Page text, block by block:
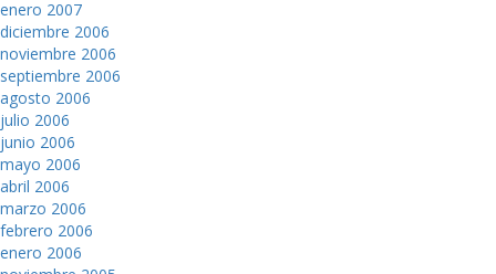
enero 2007
diciembre 2006
noviembre 2006
septiembre 2006
agosto 2006
julio 2006
junio 2006
mayo 2006
abril 2006
marzo 2006
febrero 2006
enero 2006